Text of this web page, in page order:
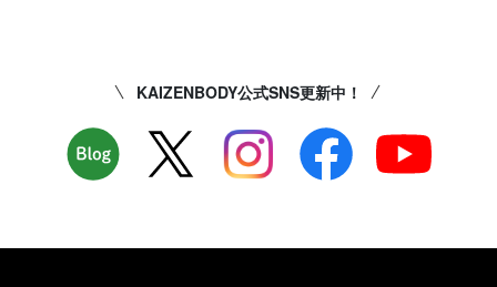
KAIZENBODY公式SNS更新中！